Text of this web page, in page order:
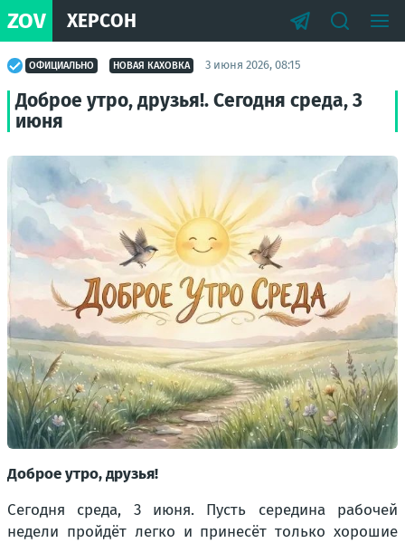
ZOV ХЕРСОН
ОФИЦИАЛЬНО НОВАЯ КАХОВКА 3 июня 2026, 08:15
Доброе утро, друзья!. Сегодня среда, 3
июня
Доброе утро, друзья!
Сегодня среда, 3 июня. Пусть середина рабочей
недели пройдёт легко и принесёт только хорошие